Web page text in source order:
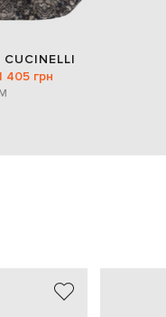
CUCINELLI
405 грн
M